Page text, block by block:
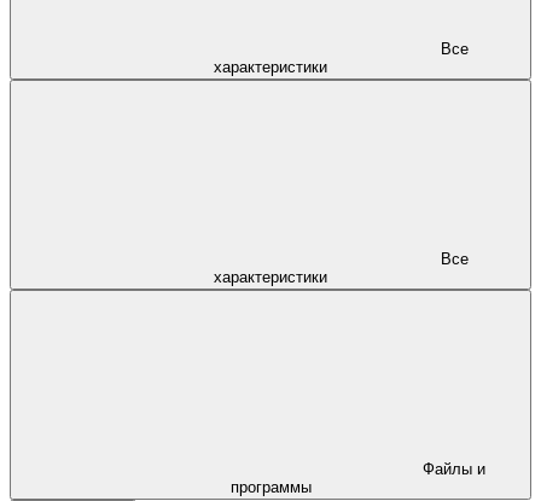
характеристики
характеристики
программы